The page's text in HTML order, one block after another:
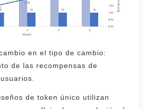
en el tipo de cambio:
de las recompensas de
de token único utilizan